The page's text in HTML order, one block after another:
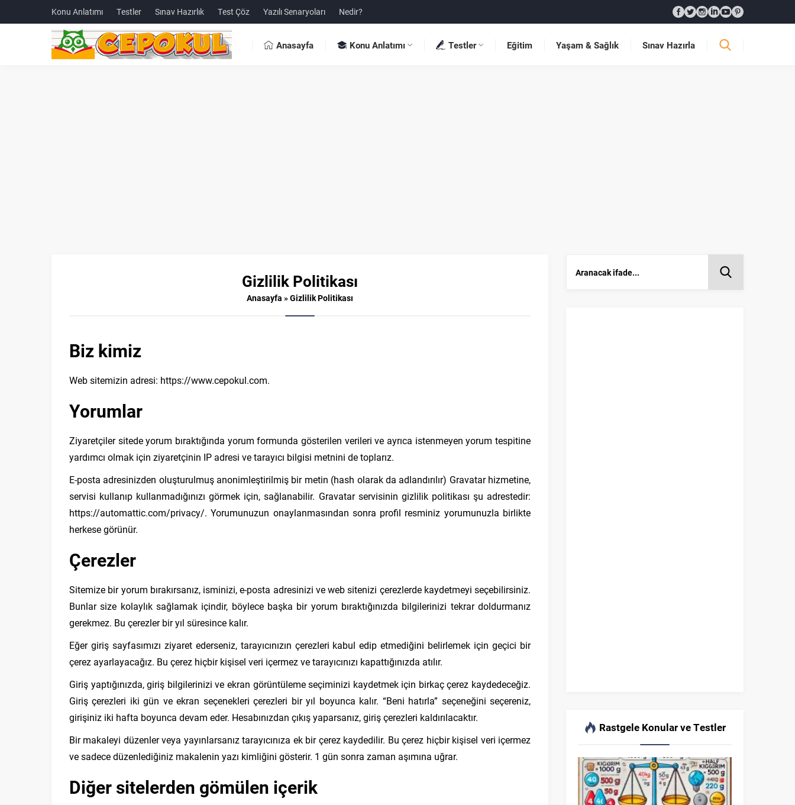
Konu Anlatımı Testler Sınav Hazırlık Test Çöz Yazılı Senaryoları Nedir?
Anasayfa Konu Anlatımı Testler Eğitim Yaşam & Sağlık Sınav Hazırla
Gizlilik Politikası
Anasayfa »Gizlilik Politikası
Biz kimiz
Web sitemizin adresi: https://www.cepokul.com.
Yorumlar
Ziyaretçiler sitede yorum bıraktığında yorum formunda gösterilen verileri ve ayrıca istenmeyen yorum tespitine
yardımcı olmak için ziyaretçinin IP adresi ve tarayıcı bilgisi metnini de toplarız.
E-posta adresinizden oluşturulmuş anonimleştirilmiş bir metin (hash olarak da adlandırılır) Gravatar hizmetine,
servisi kullanıp kullanmadığınızı görmek için, sağlanabilir. Gravatar servisinin gizlilik politikası şu adrestedir:
https://automattic.com/privacy/. Yorumunuzun onaylanmasından sonra profil resminiz yorumunuzla birlikte
herkese görünür.
Çerezler
Sitemize bir yorum bırakırsanız, isminizi, e-posta adresinizi ve web sitenizi çerezlerde kaydetmeyi seçebilirsiniz.
Bunlar size kolaylık sağlamak içindir, böylece başka bir yorum bıraktığınızda bilgilerinizi tekrar doldurmanız
gerekmez. Bu çerezler bir yıl süresince kalır.
Eğer giriş sayfasımızı ziyaret ederseniz, tarayıcınızın çerezleri kabul edip etmediğini belirlemek için geçici bir
çerez ayarlayacağız. Bu çerez hiçbir kişisel veri içermez ve tarayıcınızı kapattığınızda atılır.
Giriş yaptığınızda, giriş bilgilerinizi ve ekran görüntüleme seçiminizi kaydetmek için birkaç çerez kaydedeceğiz.
Giriş çerezleri iki gün ve ekran seçenekleri çerezleri bir yıl boyunca kalır. “Beni hatırla” seçeneğini seçereniz,
girişiniz iki hafta boyunca devam eder. Hesabınızdan çıkış yaparsanız, giriş çerezleri kaldırılacaktır.
Bir makaleyi düzenler veya yayınlarsanız tarayıcınıza ek bir çerez kaydedilir. Bu çerez hiçbir kişisel veri içermez
ve sadece düzenlediğiniz makalenin yazı kimliğini gösterir. 1 gün sonra zaman aşımına uğrar.
Diğer sitelerden gömülen içerik
Rastgele Konular ve Testler